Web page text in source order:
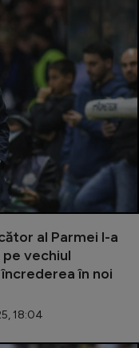
al Parmei l-a
pe vechiul
în noi
18:04